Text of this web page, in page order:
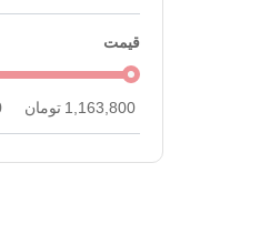
قیمت
1,163,800 تومان